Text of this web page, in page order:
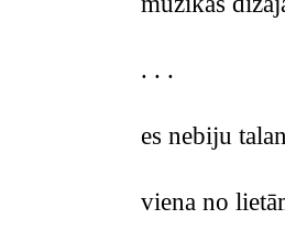
. . .
es nebiju
viena no